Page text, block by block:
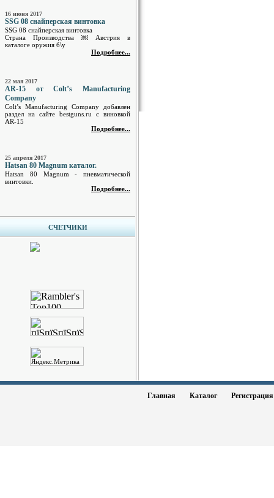
16 июня 2017
SSG 08 снайперская винтовка
SSG 08 снайперская винтовка
Страна Производства ￼ Австрия в
каталоге оружия б\у
Подробнее...
22 мая 2017
AR-15 от Colt’s Manufacturing
Company
Colt’s Manufacturing Company добавлен
раздел на сайте bestguns.ru с виновкой
AR-15
Подробнее...
25 апреля 2017
Hatsan 80 Magnum каталог.
Hatsan 80 Magnum - пневматической
винтовки.
Подробнее...
СЧЕТЧИКИ
Главная Каталог